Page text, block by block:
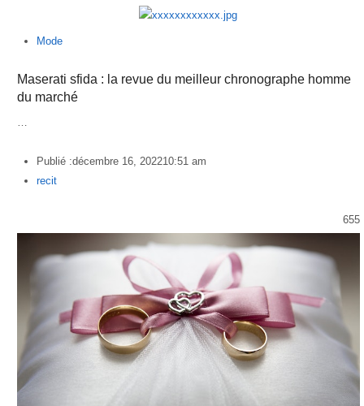
Mode
Maserati sfida : la revue du meilleur chronographe homme
du marché
…
Publié :décembre 16, 202210:51 am
Author
recit
655